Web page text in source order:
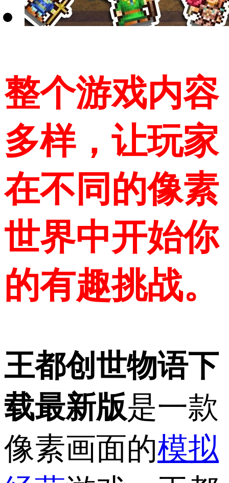
整个游戏内容
多样，让玩家
在不同的像素
世界中开始你
的有趣挑战。
王都创世物语下
载最新版是一款
像素画面的模拟